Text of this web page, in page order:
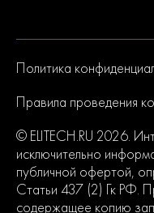
Политика
Правила проведения
© ELITECH.RU 2026.
исключительно
публичной офертой,
Статьи 437 (2) Гк РФ.
содержащее копию